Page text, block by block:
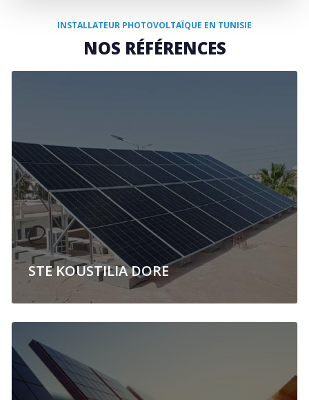
INSTALLATEUR PHOTOVOLTAÏQUE EN TUNISIE
NOS RÉFÉRENCES
STE KOUSTILIA DORE